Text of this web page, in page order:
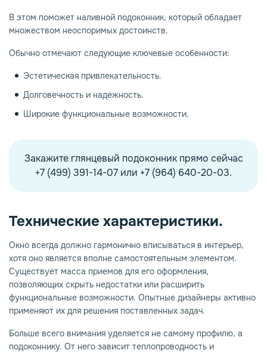
дерево
В этом поможет наливной подоконник, который обладает
множеством неоспоримых достоинств.
Обычно отмечают следующие ключевые особенности:
Эстетическая привлекательность.
Долговечность и надежность.
Широкие функциональные возможности.
Закажите глянцевый подоконник прямо сейчас
+7 (499) 391-14-07 или +7 (964) 640-20-03.
Технические характеристики.
Окно всегда должно гармонично вписываться в интерьер,
хотя оно является вполне самостоятельным элементом.
Существует масса приемов для его оформления,
позволяющих скрыть недостатки или расширить
функциональные возможности. Опытные дизайнеры активно
применяют их для решения поставленных задач.
Больше всего внимания уделяется не самому профилю, а
подоконнику. От него зависит теплопроводность и